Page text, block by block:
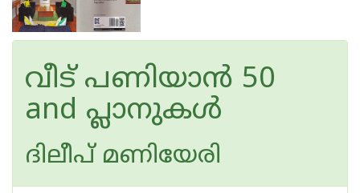
വീട് പണിയാന്‍ 50
and പ്ലാനുകള്‍
ദിലീപ് മണിയേരി